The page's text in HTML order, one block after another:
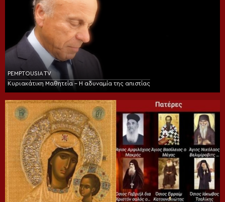
PEMPTOUSIA TV
Κυριακάτικη Μαθητεία – Η αδυναμία της απιστίας